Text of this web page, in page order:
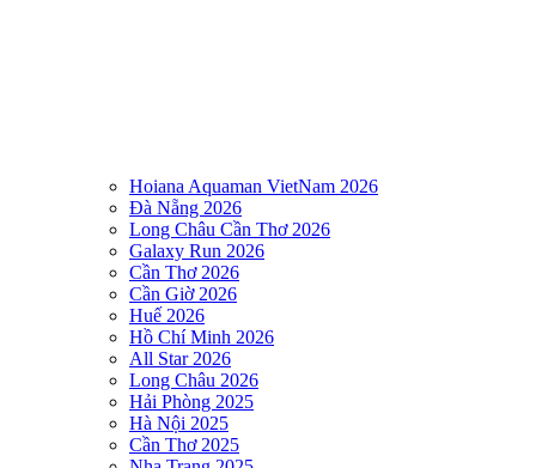
Hoiana Aquaman VietNam 2026
Đà Nẵng 2026
Long Châu Cần Thơ 2026
Galaxy Run 2026
Cần Thơ 2026
Cần Giờ 2026
Huế 2026
Hồ Chí Minh 2026
All Star 2026
Long Châu 2026
Hải Phòng 2025
Hà Nội 2025
Cần Thơ 2025